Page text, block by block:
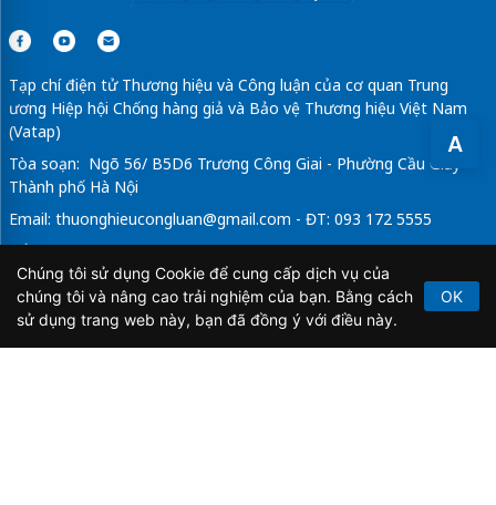
A
Tạp chí điện tử Thương hiệu và Công luận của cơ quan Trung
ương Hiệp hội Chống hàng giả và Bảo vệ Thương hiệu Việt Nam
(Vatap)
Tòa soạn: Ngõ 56/ B5D6 Trương Công Giai - Phường Cầu Giấy -
Thành phố Hà Nội
Email: thuonghieucongluan@gmail.com - ĐT: 093 172 5555
Tổng Biên Tập: Vũ Đức Thuận
Giấy phép hoạt động báo chí điện tử số 64/GP-BTTTT do Bộ
Thông tin và Truyền thông cấp ngày 21/2/2020.
Chúng tôi sử dụng Cookie để cung cấp dịch vụ của
chúng tôi và nâng cao trải nghiệm của bạn. Bằng cách
sử dụng trang web này, bạn đã đồng ý với điều này.
OK